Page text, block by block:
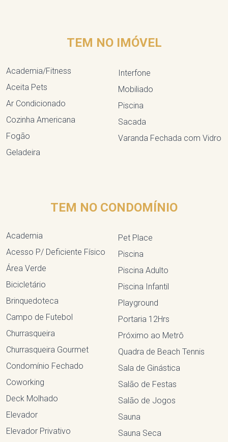
TEM NO IMÓVEL
Academia/Fitness
Aceita Pets
Ar Condicionado
Cozinha Americana
Fogão
Geladeira
Interfone
Mobiliado
Piscina
Sacada
Varanda Fechada com Vidro
TEM NO CONDOMÍNIO
Academia
Acesso P/ Deficiente Físico
Área Verde
Bicicletário
Brinquedoteca
Campo de Futebol
Churrasqueira
Churrasqueira Gourmet
Condomínio Fechado
Coworking
Deck Molhado
Elevador
Elevador Privativo
Pet Place
Piscina
Piscina Adulto
Piscina Infantil
Playground
Portaria 12Hrs
Próximo ao Metrô
Quadra de Beach Tennis
Sala de Ginástica
Salão de Festas
Salão de Jogos
Sauna
Sauna Seca